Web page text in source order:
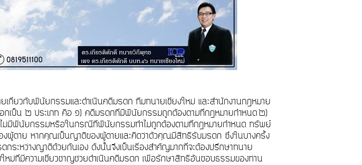
เกี่ยวกับพินัยกรรมและดำเนินคดีมรดก ทีมทนายเชียงใหม่ และสำนักงานกฎหมาย
กเป็น ๒ ประเภท คือ ๑) คดีมรดกที่มีพินัยกรรมถูกต้องตามที่กฎหมายกำหนด ๒)
มีพินัยกรรมหรือในกรณีที่พินัยกรรมทำไม่ถูกต้องตามที่กฎหมายกำหนด ทรัพย์
งผู้ตาย หากคุณเป็นญาติของผู้ตายและคิดว่าตัวคุณมีสิทธิรับมรดก ซึ่งในบางครั้ง
กระหว่างญาติด้วยกันเอง ดังนั้นจึงเป็นเรื่องสำคัญมากที่จะต้องปรึกษาทนาย
ใหม่ที่มีความเชี่ยวชาญช่วยดำเนินคดีมรดก เพื่อรักษาสิทธิอันชอบธรรมของท่าน